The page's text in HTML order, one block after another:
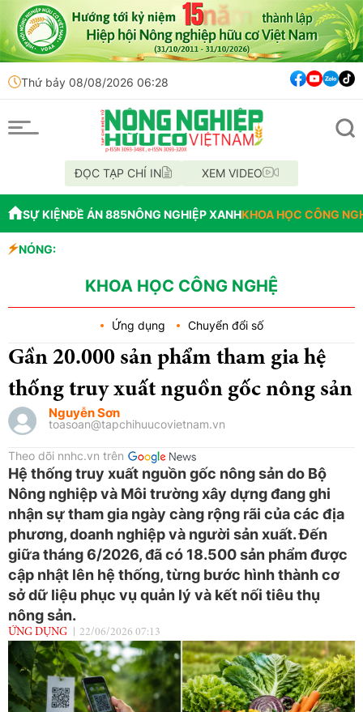
Thứ bảy 08/08/2026 06:28
ĐỌC TẠP CHÍ IN XEM VIDEO
SỰ KIỆNĐỀ ÁN 885NÔNG NGHIỆP XANHKHOA HỌC CÔNG
NÓNG:
Lâm Đồng:
KHOA HỌC CÔNG NGHỆ
Ứng dụng Chuyển đổi số
Gần 20.000 sản phẩm tham gia hệ
thống truy xuất nguồn gốc nông sản
Nguyễn Sơn
toasoan@tapchihuucovietnam.vn
Theo dõi nnhc.vn trên
Hệ thống truy xuất nguồn gốc nông sản do Bộ
Nông nghiệp và Môi trường xây dựng đang ghi
nhận sự tham gia ngày càng rộng rãi của các địa
phương, doanh nghiệp và người sản xuất. Đến
giữa tháng 6/2026, đã có 18.500 sản phẩm được
cập nhật lên hệ thống, từng bước hình thành cơ
sở dữ liệu phục vụ quản lý và kết nối tiêu thụ
nông sản.
ỨNG DỤNG 22/06/2026 07:13